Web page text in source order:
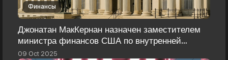
Финансы
Джонатан МакКернан назначен заместителем
министра финансов США по внутренней
политике
09 Oct 2025